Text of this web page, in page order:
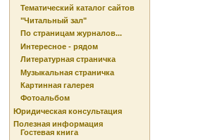
Тематический каталог сайтов
"Читальный зал"
По страницам журналов...
Интересное - рядом
Литературная страничка
Музыкальная страничка
Картинная галерея
Фотоальбом
Юридическая консультация
Полезная информация
Гостевая книга